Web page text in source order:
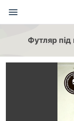
Футляр